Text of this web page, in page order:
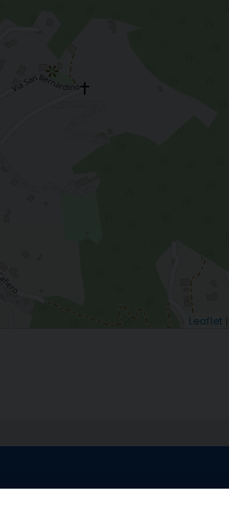
Leaflet